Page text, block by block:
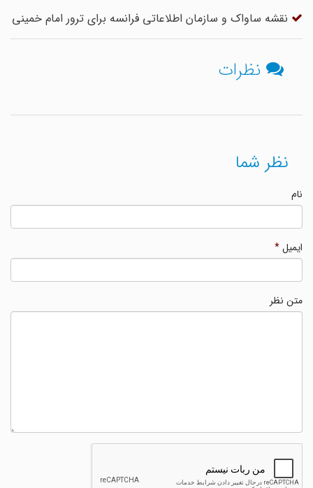
نقشه ساواک و سازمان اطلاعاتی فرانسه برای ترور امام خمینی
نظرات
نظر شما
ایمیل*
متن نظر